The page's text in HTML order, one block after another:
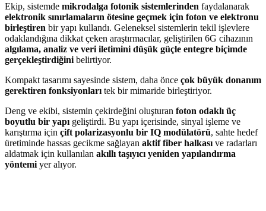
Ekip, sistemde mikrodalga fotonik sistemlerinden faydalanarak
elektronik sınırlamaların ötesine geçmek için foton ve elektronu
birleştiren bir yapı kullandı. Geleneksel sistemlerin tekil işlevlere
odaklandığına dikkat çeken araştırmacılar, geliştirilen 6G cihazının
algılama, analiz ve veri iletimini düşük güçle entegre biçimde
gerçekleştirdiğini belirtiyor.
Kompakt tasarımı sayesinde sistem, daha önce çok büyük donanım
gerektiren fonksiyonları tek bir mimaride birleştiriyor.
Deng ve ekibi, sistemin çekirdeğini oluşturan foton odaklı üç
boyutlu bir yapı geliştirdi. Bu yapı içerisinde, sinyal işleme ve
karıştırma için çift polarizasyonlu bir IQ modülatörü, sahte hedef
üretiminde hassas gecikme sağlayan aktif fiber halkası ve radarları
aldatmak için kullanılan akıllı taşıyıcı yeniden yapılandırma
yöntemi yer alıyor.